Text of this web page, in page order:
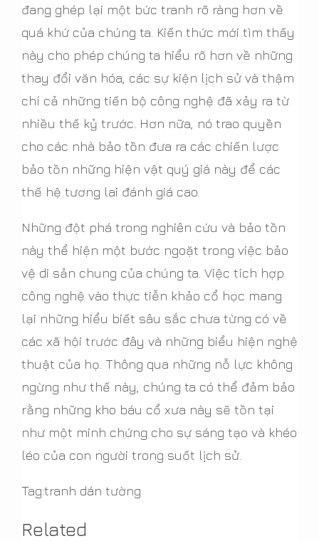
đang ghép lại một bức tranh rõ ràng hơn về
quá khứ của chúng ta. Kiến thức mới tìm thấy
này cho phép chúng ta hiểu rõ hơn về những
thay đổi văn hóa, các sự kiện lịch sử và thậm
chí cả những tiến bộ công nghệ đã xảy ra từ
nhiều thế kỷ trước. Hơn nữa, nó trao quyền
cho các nhà bảo tồn đưa ra các chiến lược
bảo tồn những hiện vật quý giá này để các
thế hệ tương lai đánh giá cao.
Những đột phá trong nghiên cứu và bảo tồn
này thể hiện một bước ngoặt trong việc bảo
vệ di sản chung của chúng ta. Việc tích hợp
công nghệ vào thực tiễn khảo cổ học mang
lại những hiểu biết sâu sắc chưa từng có về
các xã hội trước đây và những biểu hiện nghệ
thuật của họ. Thông qua những nỗ lực không
ngừng như thế này, chúng ta có thể đảm bảo
rằng những kho báu cổ xưa này sẽ tồn tại
như một minh chứng cho sự sáng tạo và khéo
léo của con người trong suốt lịch sử.
Tag:tranh dán tường
Related